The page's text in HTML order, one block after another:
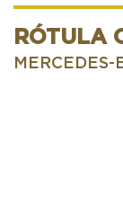
RÓTULA
MERCEDES-